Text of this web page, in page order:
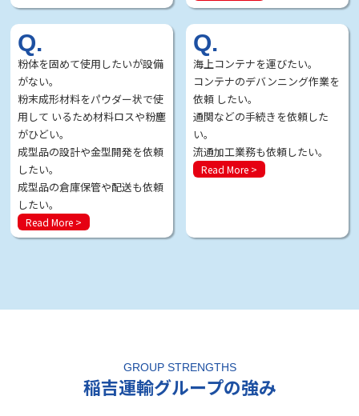
Q.
粉体を固めて使用したいが設備
がない。
粉末成形材料をパウダー状で使
用して いるため材料ロスや粉塵
がひどい。
成型品の設計や金型開発を依頼
したい。
成型品の倉庫保管や配送も依頼
したい。
Read More >
Q.
海上コンテナを運びたい。
コンテナのデバンニング作業を
依頼 したい。
通関などの手続きを依頼した
い。
流通加工業務も依頼したい。
Read More >
GROUP STRENGTHS
稲吉運輸グループの強み